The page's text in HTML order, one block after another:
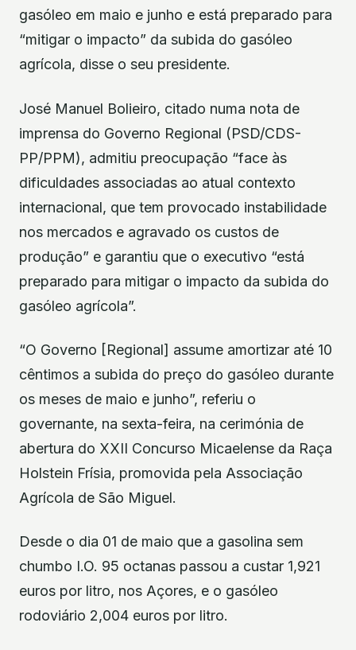
gasóleo em maio e junho e está preparado para
“mitigar o impacto” da subida do gasóleo
agrícola, disse o seu presidente.
José Manuel Bolieiro, citado numa nota de
imprensa do Governo Regional (PSD/CDS-
PP/PPM), admitiu preocupação “face às
dificuldades associadas ao atual contexto
internacional, que tem provocado instabilidade
nos mercados e agravado os custos de
produção” e garantiu que o executivo “está
preparado para mitigar o impacto da subida do
gasóleo agrícola”.
“O Governo [Regional] assume amortizar até 10
cêntimos a subida do preço do gasóleo durante
os meses de maio e junho”, referiu o
governante, na sexta-feira, na cerimónia de
abertura do XXII Concurso Micaelense da Raça
Holstein Frísia, promovida pela Associação
Agrícola de São Miguel.
Desde o dia 01 de maio que a gasolina sem
chumbo I.O. 95 octanas passou a custar 1,921
euros por litro, nos Açores, e o gasóleo
rodoviário 2,004 euros por litro.